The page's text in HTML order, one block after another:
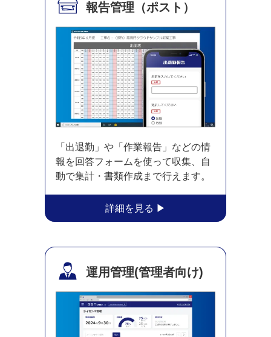
報告管理 （ポスト）
「出退勤」や「作業報告」などの情
報を回答フォームを使って収集、自
動で集計・書類作成まで行えます。
運用管理(管理者向け)